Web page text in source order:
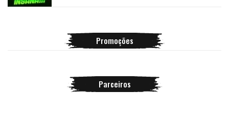
Promoções
Parceiros